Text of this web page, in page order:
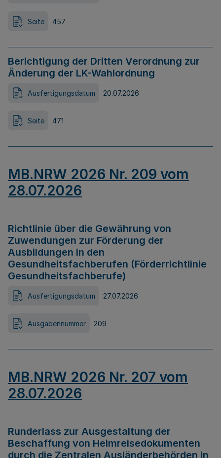
Seite 457
Berichtigung der Dritten Verordnung zur
Änderung der LK-Wahlordnung
Ausfertigungsdatum 20.07.2026
Seite 471
MB.NRW 2026 Nr. 209 vom
28.07.2026
Richtlinie über die Gewährung von
Zuwendungen zur Förderung der
Ausbildungen in den
Gesundheitsfachberufen (Förderrichtlinie
Gesundheitsfachberufe)
Ausfertigungsdatum 27.07.2026
Ausgabennummer 209
MB.NRW 2026 Nr. 207 vom
28.07.2026
Runderlass zur Ausgestaltung der
Beschaffung von Heimreisedokumenten
durch die Zentralen Ausländerbehörden in